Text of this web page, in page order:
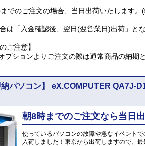
でのご注文の場合、当日出荷いたします
は「入金確認後、翌日(翌営業日)出荷」とな
ご注意】
プションよりご注文の際は通常商品の納期
パソコン】 eX.COMPUTER QA7J-
朝8時までのご注文なら当日
使っているパソコンの故障や急なイベント
入荷しました！東京から出荷しますので、最